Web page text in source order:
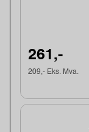
261,-
209,- Eks. Mva.